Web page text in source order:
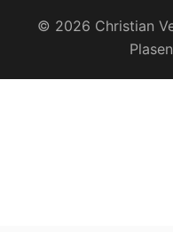
© 2026 Christian